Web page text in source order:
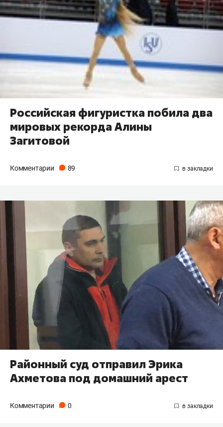
Российская фигуристка побила два
мировых рекорда Алины
Загитовой
Комментарии 89
Районный суд отправил Эрика
Ахметова под домашний арест
Комментарии 0